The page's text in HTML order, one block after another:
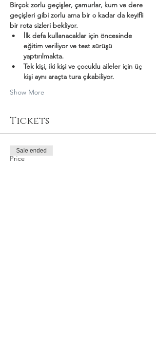
Birçok zorlu geçişler, çamurlar, kum ve dere
geçişleri gibi zorlu ama bir o kadar da keyifli
bir rota sizleri bekliyor.
İlk defa kullanacaklar için öncesinde
eğitim veriliyor ve test sürüşü
yaptırılmakta.
Tek kişi, iki kişi ve çocuklu aileler için üç
kişi aynı araçta tura çıkabiliyor.
Show More
Tickets
Price
Sale ended